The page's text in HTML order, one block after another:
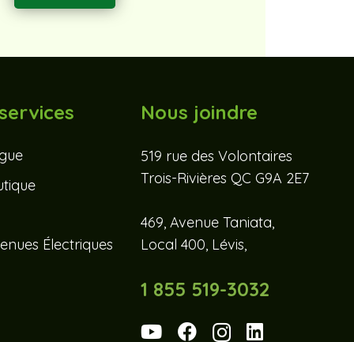
Électriques
Nous joindre
519 rue des Volontaires
Trois-Rivières QC G9A 2E7
469, Avenue Taniata,
Local 400, Lévis,
1 855 519-3032